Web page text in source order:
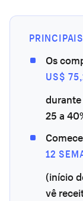
Os
US$
durante
25 a
12
(início
vê